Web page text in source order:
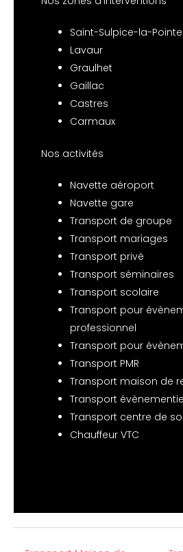
Saint-Sulpice-la-Pointe
Lavaur
Graulhet
Gaillac
Castres
Carmaux
Nos activités
Navette aéroport
Navette gare
Transport de groupe
Transport mariages
Transport privé
Transport séminaires
Transport scolaire
Transport pour
professionnel
Transport pour
Transport PMR
Transport maison de
Transport
Transport centre de
Chauffeur VTC